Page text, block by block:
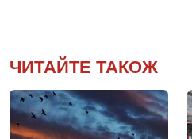
ЧИТАЙТЕ ТАКОЖ